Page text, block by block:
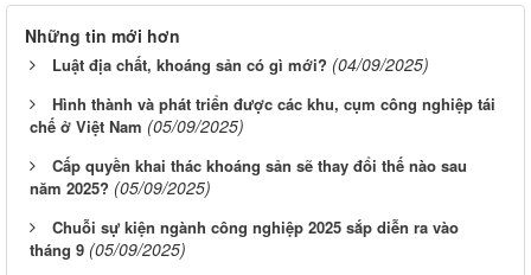
Những tin mới hơn
Luật địa chất, khoáng sản có gì mới? (04/09/2025)
Hình thành và phát triển được các khu, cụm công nghiệp tái
chế ở Việt Nam (05/09/2025)
Cấp quyền khai thác khoáng sản sẽ thay đổi thế nào sau
năm 2025? (05/09/2025)
Chuỗi sự kiện ngành công nghiệp 2025 sắp diễn ra vào
tháng 9 (05/09/2025)